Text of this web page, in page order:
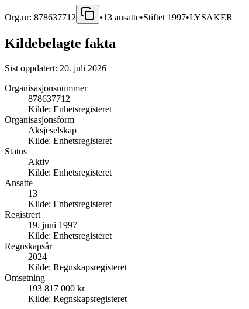
Org.nr: 878637712 •13 ansatte•Stiftet 1997•LYSAKER
Kildebelagte fakta
Sist oppdatert: 20. juli 2026
Organisasjonsnummer
878637712
Kilde: Enhetsregisteret
Organisasjonsform
Aksjeselskap
Kilde: Enhetsregisteret
Status
Aktiv
Kilde: Enhetsregisteret
Ansatte
13
Kilde: Enhetsregisteret
Registrert
19. juni 1997
Kilde: Enhetsregisteret
Regnskapsår
2024
Kilde: Regnskapsregisteret
Omsetning
193 817 000 kr
Kilde: Regnskapsregisteret